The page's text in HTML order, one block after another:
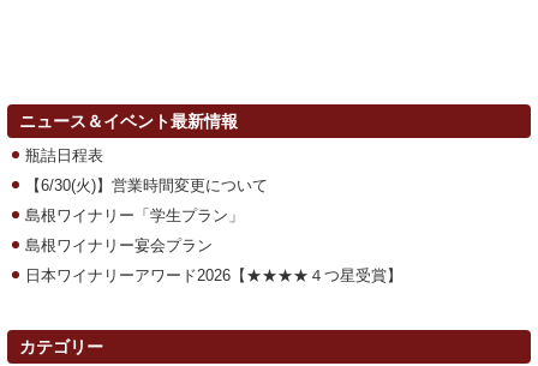
ニュース＆イベント最新情報
瓶詰日程表
【6/30(火)】営業時間変更について
島根ワイナリー「学生プラン」
島根ワイナリー宴会プラン
日本ワイナリーアワード2026【★★★★４つ星受賞】
カテゴリー